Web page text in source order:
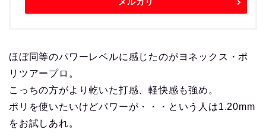
メルカリ
ほぼ同等のパワーレベルに感じたのがヨネックス・ポ
リツアープロ。
こっちの方がより乾いた打感、軽快感も強め。
ポリを使いたいけどパワーが・・・という人は1.20mm
をお試しあれ。